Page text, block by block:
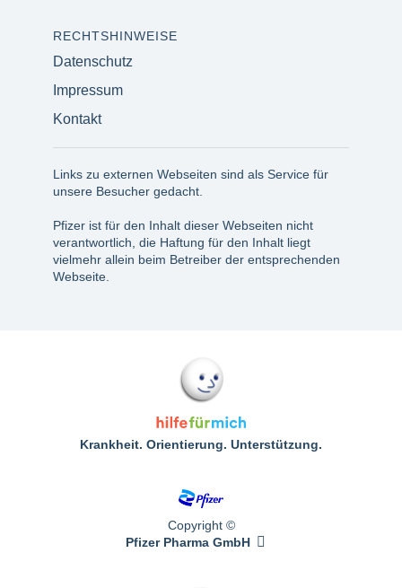
RECHTSHINWEISE
Datenschutz
Impressum
Kontakt
Links zu externen Webseiten sind als Service für
unsere Besucher gedacht.
Pfizer ist für den Inhalt dieser Webseiten nicht
verantwortlich, die Haftung für den Inhalt liegt
vielmehr allein beim Betreiber der entsprechenden
Webseite.
Krankheit. Orientierung. Unterstützung.
Copyright ©
Pfizer Pharma GmbH